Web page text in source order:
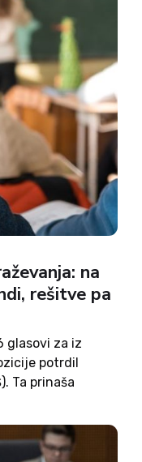
na
rešitve pa
glasovi za iz
potrdil
Ta prinaša
znanja